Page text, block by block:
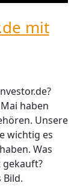
mit
haben
Unsere
wichtig es
Was
gekauft?